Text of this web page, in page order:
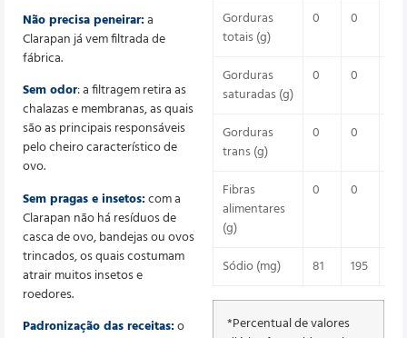
Não precisa peneirar:a
Clarapan já vem filtrada de
fábrica.
Sem odor: a filtragem retira as
chalazas e membranas, as quais
são as principais responsáveis
pelo cheiro característico de
ovo.
Sem pragas e insetos:com a
Clarapan não há resíduos de
casca de ovo, bandejas ou ovos
trincados, os quais costumam
atrair muitos insetos e
roedores.
Padronização das receitas:o
Gorduras
totais (g)
0 0
Gorduras
saturadas (g)
0 0
Gorduras
trans (g)
0 0
Fibras
alimentares
(g)
0 0
Sódio (mg) 81 195
*Percentual de valores